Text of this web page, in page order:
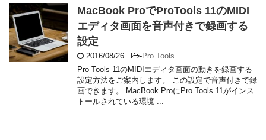
MacBook ProでProTools 11のMIDI
エディタ画面を音声付きで録画する
設定
2016/08/26 -Pro Tools
Pro Tools 11のMIDIエディタ画面の動きを録画する
設定方法をご案内します。 この設定で音声付きで録
画できます。 MacBook ProにPro Tools 11がインス
トールされている環境 ...